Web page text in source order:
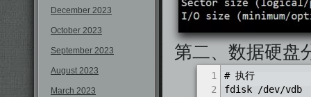
December 2023
October 2023
September 2023
August 2023
March 2023
第二、数据硬盘
1
2
# 执行
fdisk /dev/vdb